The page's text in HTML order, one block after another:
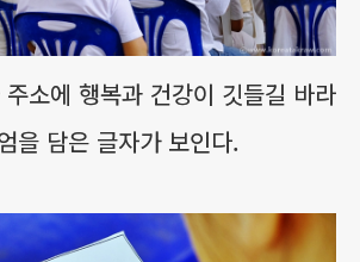
소에 행복과 건강이 깃들길 바라
을 담은 글자가 보인다.